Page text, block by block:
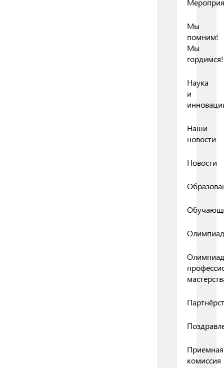
Мы
помним!
Мы
гордимся!
Наука
и
Наши
новости
Новости
Приемная
комиссия